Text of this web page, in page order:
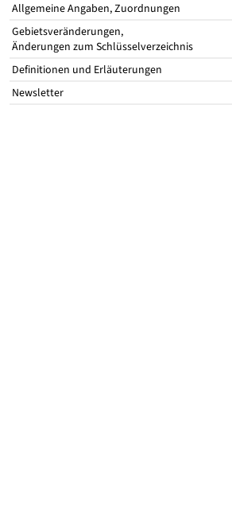
Allgemeine Angaben, Zuordnungen
Gebietsveränderungen,
Änderungen zum Schlüsselverzeichnis
Definitionen und Erläuterungen
Newsletter